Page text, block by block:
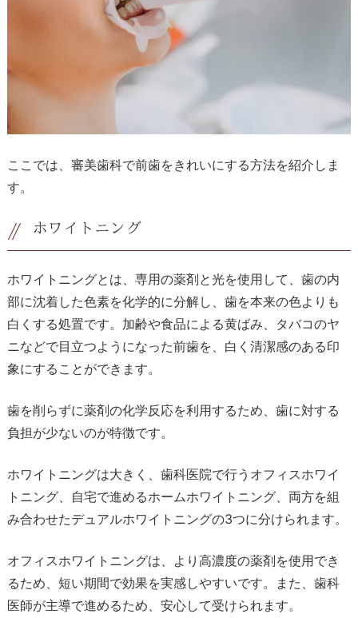
ここでは、審美歯科で前歯をきれいにする方法を紹介しま
す。
ホワイトニング
ホワイトニングとは、専用の薬剤と光を使用して、歯の内
部に沈着した色素を化学的に分解し、歯を本来の色よりも
白くする処置です。加齢や食品による黄ばみ、タバコのヤ
ニなどで目立つようになった前歯を、白く清潔感のある印
象にすることができます。
歯を削らずに薬剤の化学反応を利用するため、歯に対する
負担が少ないのが特徴です。
ホワイトニングは大きく、歯科医院で行うオフィスホワイ
トニング、自宅で進めるホームホワイトニング、両方を組
み合わせたデュアルホワイトニングの3つに分けられます。
オフィスホワイトニングは、より高濃度の薬剤を使用でき
るため、短い期間で効果を実感しやすいです。また、歯科
医師が主導で進めるため、安心して受けられます。